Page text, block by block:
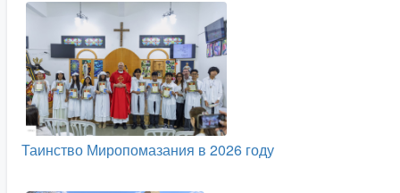
Таинство Миропомазания в 2026 году